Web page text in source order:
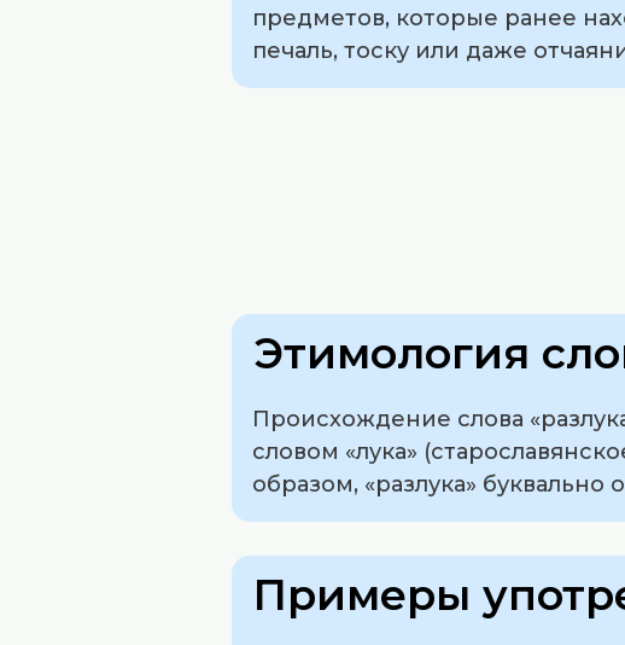
предметов, которые ранее
печаль, тоску или даже
Этимология
Происхождение слова
словом «лука»
образом, «разлука»
Примеры